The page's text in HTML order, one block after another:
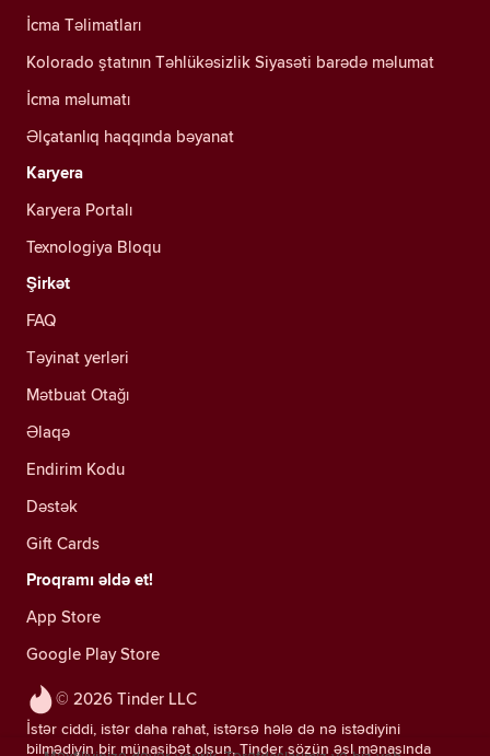
© 2026 Tinder LLC
İstər ciddi, istər daha rahat, istərsə hələ də nə istədiyini
bilmədiyin bir münasibət olsun, Tinder sözün əsl mənasında
İcma Təlimatları
Kolorado ştatının Təhlükəsizlik Siyasəti barədə məlumat
İcma məlumatı
Əlçatanlıq haqqında bəyanat
Karyera
Karyera Portalı
Texnologiya Bloqu
Şirkət
FAQ
Təyinat yerləri
Mətbuat Otağı
Əlaqə
Endirim Kodu
Dəstək
Gift Cards
Proqramı əldə et!
App Store
Google Play Store